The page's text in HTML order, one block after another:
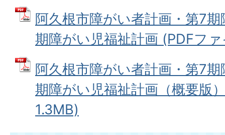
阿久根市障がい者計画・第7
期障がい児福祉計画 (PDFフ
阿久根市障がい者計画・第7
期障がい児福祉計画（概要版
1.3MB)